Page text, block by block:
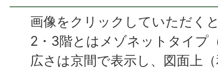
画像をクリックしていただく
2・3階とはメゾネットタイプ
広さは京間で表示し、図面上